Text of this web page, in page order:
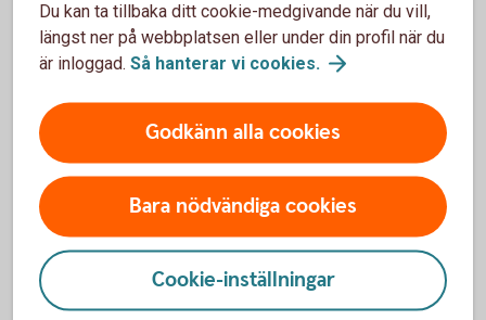
Det är aldrig försent att börja spara. Även en
liten summa kan växa över tid.
Belopp per månad (kr)
kr
Antal år
Du kan ta tillbaka ditt cookie-medgivande när du vill,
längst ner på webbplatsen eller under din profil när du
är inloggad. Så hanterar vi cookies.
Godkänn alla cookies
Bara nödvändiga cookies
Cookie-inställningar